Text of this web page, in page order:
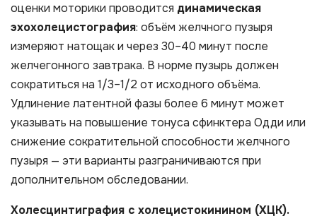
оценки моторики проводится динамическая
эхохолецистография: объём желчного пузыря
измеряют натощак и через 30–40 минут после
желчегонного завтрака. В норме пузырь должен
сократиться на 1/3–1/2 от исходного объёма.
Удлинение латентной фазы более 6 минут может
указывать на повышение тонуса сфинктера Одди или
снижение сократительной способности желчного
пузыря — эти варианты разграничиваются при
дополнительном обследовании.
Холесцинтиграфия с холецистокинином (ХЦК).